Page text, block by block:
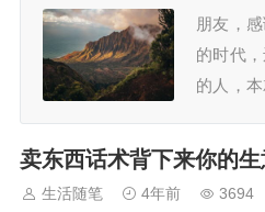
朋友，
的时代
的人，
一。坦
卖东西话术背下来你的
生活随笔 4年前 3694